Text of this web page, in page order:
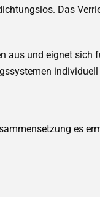
Das
aus und eignet sich
es